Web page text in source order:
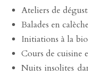
Ateliers de
Balades en
Initiations à la
Cours de cuisine
Nuits insolites